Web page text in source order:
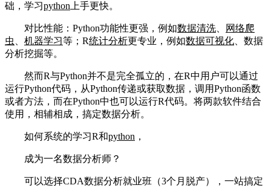
础，学习python 上手更快。
对比性能：Python功能性更强，例如数据清洗
网络爬
虫
机器学习等；R统计分析更专业，例如数据可视化 、数据
分析挖掘等。
然而R与Python并不是完全孤立的，在R中用户可以通过
运行Python代码，从Python传递或获取数据，调用Python函数
或者方法，而在Python中也可以运行R代码。将两款软件结合
使用，相辅相成，搞定数据分析。
如何系统的学习R和python ，
成为一名数据分析师？
可以选择CDA数据分析就业班（3个月脱产），一站搞定